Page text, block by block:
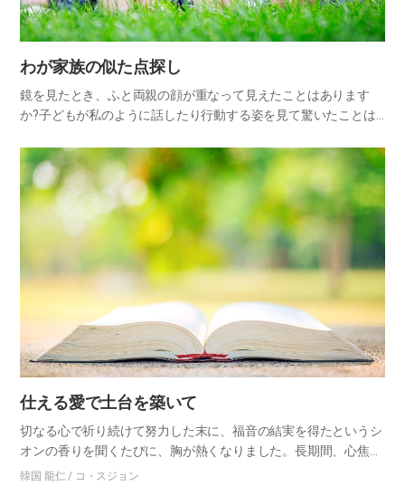
わが家族の似た点探し
鏡を見たとき、ふと両親の顔が重なって見えたことはあります
か?子どもが私のように話したり行動する姿を見て驚いたことは?
とはありませんか?周りの人から配偶者に似ているといわれたこ
とはあり…
仕える愛で土台を築いて
切なる心で祈り続けて努力した末に、福音の結実を得たというシ
オンの香りを聞くたびに、胸が熱くなりました。長期間、心焦が
すような思いをした家族の心の内が、そっくりそのまま感じられ
韓国 龍仁 / コ・スジョン